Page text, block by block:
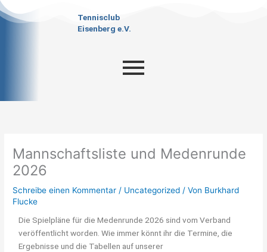
Zum
Inhalt
Tennisclub
Eisenberg e.V.
Mannschaftsliste und Medenrunde
2026
Schreibe einen Kommentar / Uncategorized / Von Burkhard
Flucke
Die Spielpläne für die Medenrunde 2026 sind vom Verband
veröffentlicht worden. Wie immer könnt ihr die Termine, die
Ergebnisse und die Tabellen auf unserer